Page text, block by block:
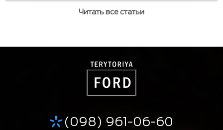
Читать все статьи
(098) 961-06-60